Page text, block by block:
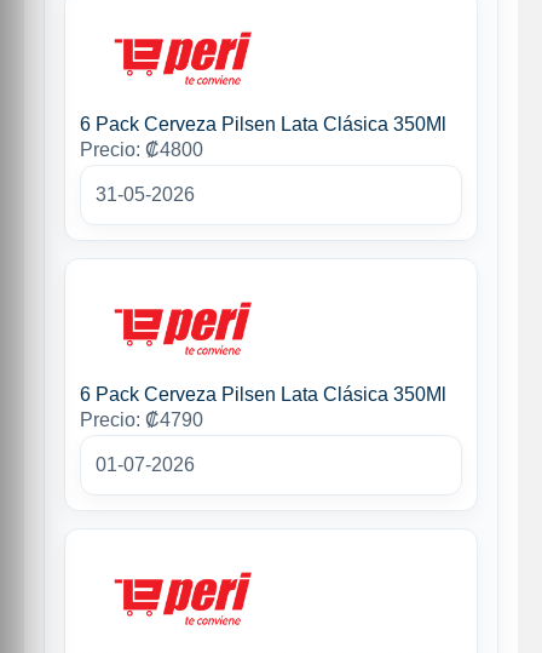
6 Pack Cerveza Pilsen Lata Clásica 350Ml
Precio: ₡4800
31-05-2026
6 Pack Cerveza Pilsen Lata Clásica 350Ml
Precio: ₡4790
01-07-2026